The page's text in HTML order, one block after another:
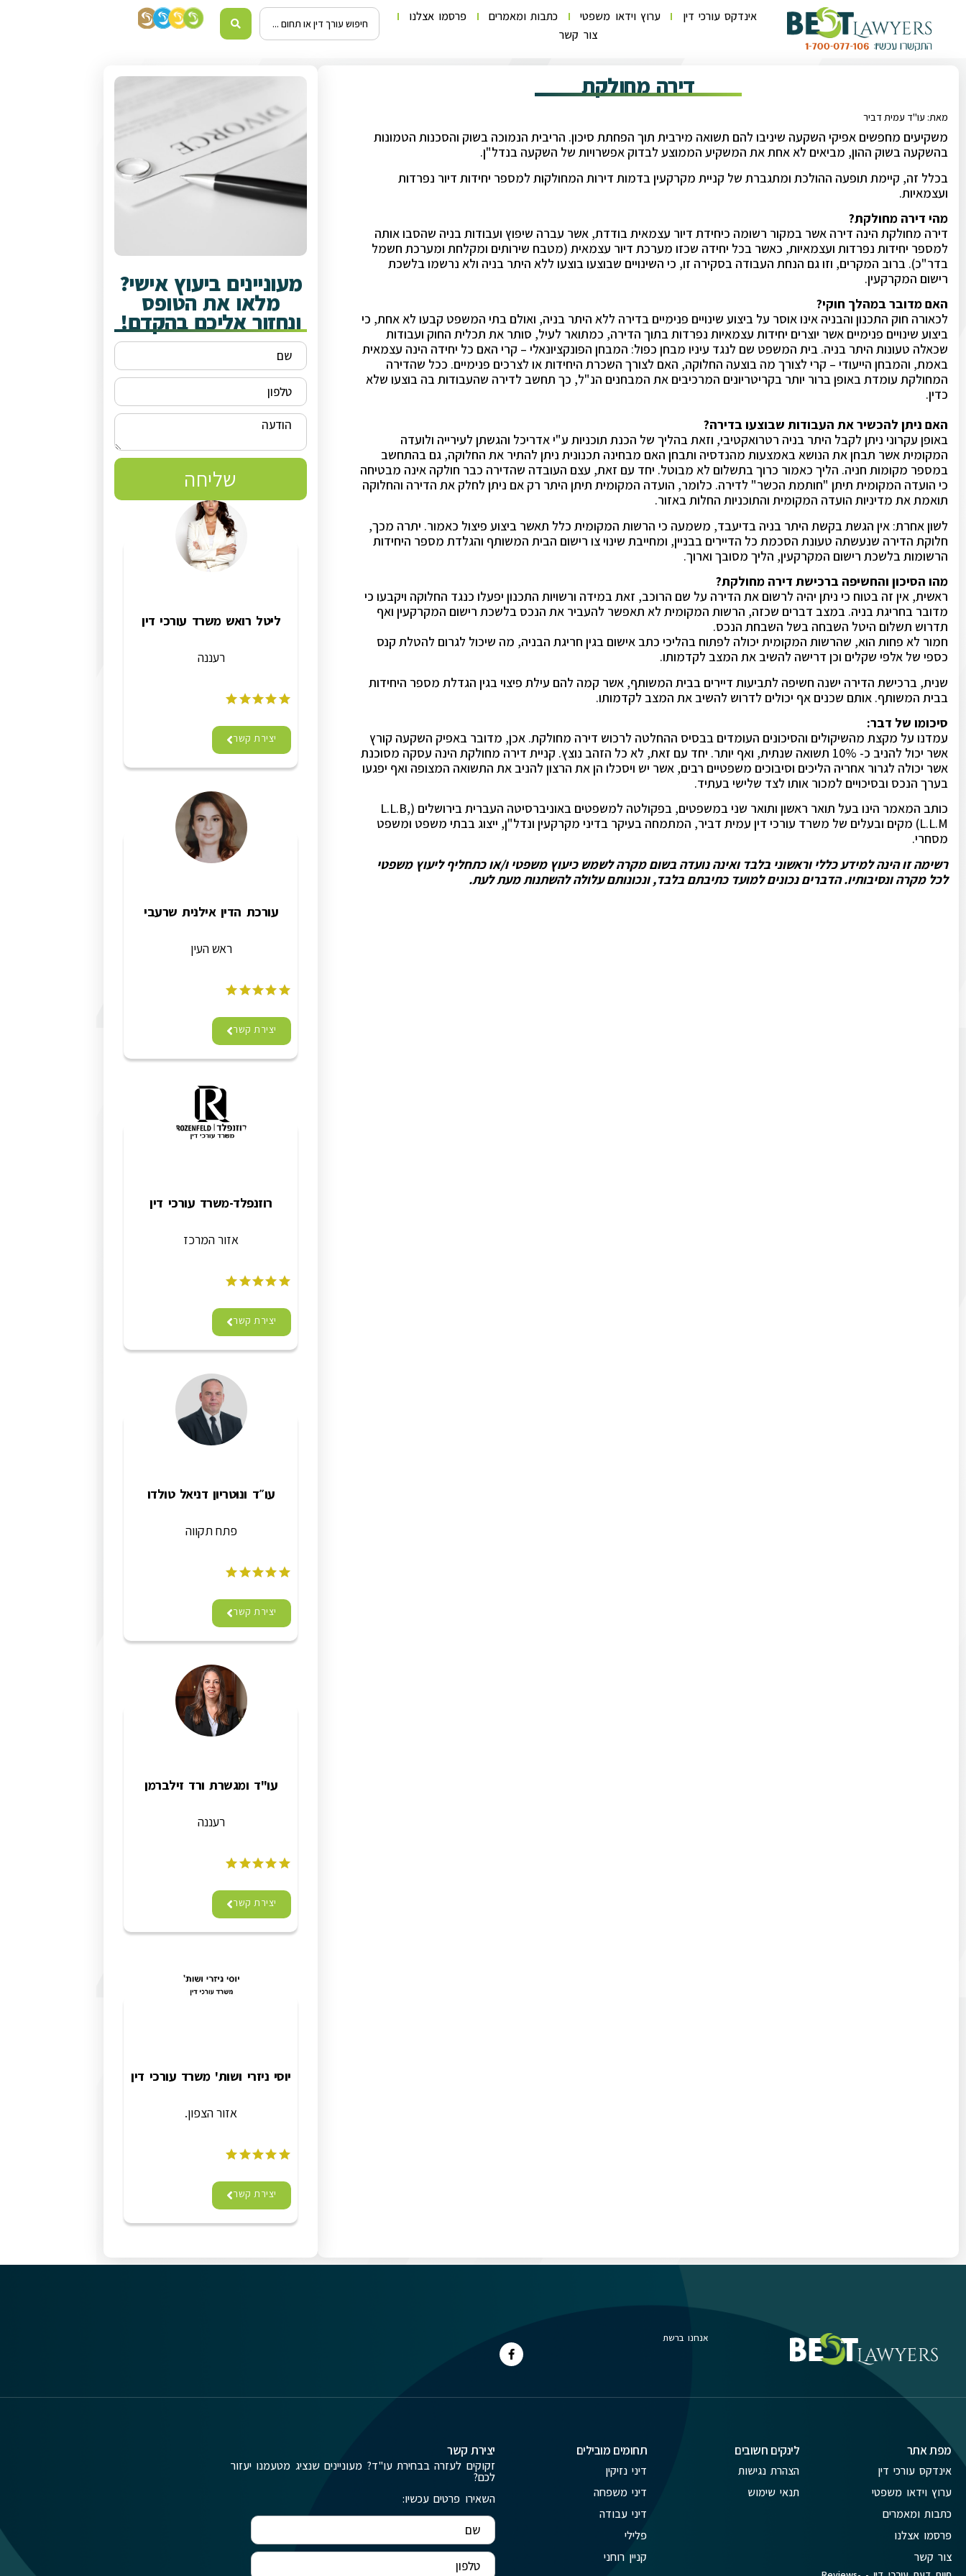
אינדקס עורכי דין ערוץ וידאו משפטי כתבות ומאמרים
פרסמו אצלנו
צור קשר
דירה מחולקת
מאת: עו"ד עמית דביר
משקיעים מחפשים אפיקי השקעה שיניבו להם תשואה מירבית תוך הפחתת סיכון. הריבית הנמוכה בשוק והסכנות הטמונות
בהשקעה בשוק ההון, מביאים לא אחת את המשקיע הממוצע לבדוק אפשרויות של השקעה בנדל"ן.
בכלל זה, קיימת תופעה ההולכת ומתגברת של קניית מקרקעין בדמות דירות המחולקות למספר יחידות דיור נפרדות
ועצמאיות.
מהי דירה מחולקת?
דירה מחולקת הינה דירה אשר במקור רשומה כיחידת דיור עצמאית בודדת, אשר עברה שיפוץ ועבודות בניה שהסבו אותה
למספר יחידות נפרדות ועצמאיות, כאשר בכל יחידה שכזו מערכת דיור עצמאית (מטבח שירותים ומקלחת ומערכת חשמל
בדר"כ). ברוב המקרים, וזו גם הנחת העבודה בסקירה זו, כי השינויים שבוצעו בוצעו ללא היתר בניה ולא נרשמו בלשכת
רישום המקרקעין.
האם מדובר במהלך חוקי?
לכאורה חוק התכנון והבניה אינו אוסר על ביצוע שינויים פנימיים בדירה ללא היתר בניה, ואולם בתי המשפט קבעו לא אחת, כי
ביצוע שינויים פנימיים אשר יוצרים יחידות עצמאיות נפרדות בתוך הדירה, כמתואר לעיל, סותר את תכלית החוק ועבודות
שכאלה טעונות היתר בניה. בית המשפט שם לנגד עיניו מבחן כפול: המבחן הפונקציונאלי – קרי האם כל יחידה הינה עצמאית
באמת, והמבחן הייעודי – קרי לצורך מה בוצעה החלוקה, האם לצורך השכרת היחידות או לצרכים פנימיים. ככל שהדירה
המחולקת עומדת באופן ברור יותר בקריטריונים המרכיבים את המבחנים הנ"ל, כך תחשב לדירה שהעבודות בה בוצעו שלא
כדין.
האם ניתן להכשיר את העבודות שבוצעו בדירה?
באופן עקרוני ניתן לקבל היתר בניה רטרואקטיבי, וזאת בהליך של הכנת תוכניות ע"י אדריכל והגשתן לעירייה ולועדה
המקומית אשר תבחן את הנושא באמצעות מהנדסיה ותבחן האם מבחינה תכנונית ניתן להתיר את החלוקה, גם בהתחשב
במספר מקומות חניה. הליך כאמור כרוך בתשלום לא מבוטל. יחד עם זאת, עצם העובדה שהדירה כבר חולקה אינה מבטיחה
כי הועדה המקומית תיתן "חותמת הכשר" לדירה. כלומר, הועדה המקומית תיתן היתר רק אם ניתן לחלק את הדירה והחלוקה
תואמת את מדיניות הועדה המקומית והתוכניות החלות באזור.
לשון אחרת: אין הגשת בקשת היתר בניה בדיעבד, משמעה כי הרשות המקומית כלל תאשר ביצוע פיצול כאמור. יתרה מכך,
חלוקת הדירה שנעשתה טעונת הסכמת כל הדיירים בבניין, ומחייבת שינוי צו רישום הבית המשותף והגלדת מספר היחידות
הרשומות בלשכת רישום המקרקעין, הליך מסובך וארוך.
מהו הסיכון והחשיפה ברכישת דירה מחולקת?
ראשית, אין זה בטוח כי ניתן יהיה לרשום את הדירה על שם הרוכב, זאת במידה ורשויות התכנון יפעלו כנגד החלוקה ויקבעו כי
מדובר בחריגת בניה. במצב דברים שכזה, הרשות המקומית לא תאפשר להעביר את הנכס בלשכת רישום המקרקעין ואף
תדרוש תשלום היטל השבחה בשל השבחת הנכס.
חמור לא פחות הוא, שהרשות המקומית יכולה לפתוח בהליכי כתב אישום בגין חריגת הבניה, מה שיכול לגרום להטלת קנס
כספי של אלפי שקלים וכן דרישה להשיב את המצב לקדמותו.
שנית, ברכישת הדירה ישנה חשיפה לתביעות דיירים בבית המשותף, אשר קמה להם עילת פיצוי בגין הגדלת מספר היחידות
בבית המשותף. אותם שכנים אף יכולים לדרוש להשיב את המצב לקדמותו.
סיכומו של דבר:
עמדנו על מקצת מהשיקולים והסיכונים העומדים בבסיס ההחלטה לרכוש דירה מחולקת. אכן, מדובר באפיק השקעה קורץ
אשר יכול להניב כ- 10% תשואה שנתית, ואף יותר. יחד עם זאת, לא כל הזהב נוצץ. קניית דירה מחולקת הינה עסקה מסוכנת
אשר יכולה לגרור אחריה הליכים וסיבוכים משפטיים רבים, אשר יש ויסכלו הן את הרצון להניב את התשואה המצופה ואף יפגעו
בערך הנכס ובסיכויים למכור אותו לצד שלישי בעתיד.
כותב המאמר הינו בעל תואר ראשון ותואר שני במשפטים, בפקולטה למשפטים באוניברסיטה העברית בירושלים (L.L.B,
L.L.M) מקים ובעלים של משרד עורכי דין עמית דביר, המתמחה בעיקר בדיני מקרקעין ונדל"ן, ייצוג בבתי משפט ומשפט
מסחרי.
רשימה זו הינה למידע כללי וראשוני בלבד ואינה נועדה בשום מקרה לשמש כיעוץ משפטי ו/או כתחליף ליעוץ משפטי
לכל מקרה ונסיבותיו. הדברים נכונים למועד כתיבתם בלבד, ונכונותם עלולה להשתנות מעת לעת.
מעוניינים ביעוץ אישי?
מלאו את הטופס
ונחזור אליכם בהקדם!
שליחה
ליטל רואש משרד עורכי דין
רעננה
יצירת קשר
עורכת הדין אילנית שרעבי
ראש העין
יצירת קשר
רוזנפלד-משרד עורכי דין
אזור המרכז
יצירת קשר
עו״ד ונוטריון דניאל טולדו
פתח תקווה
יצירת קשר
עו"ד ומגשרת ורד זילברמן
רעננה
יצירת קשר
יוסי ניזרי ושות' משרד עורכי דין
אזור הצפון.
יצירת קשר
אנחנו ברשת
מפת אתר
אינדקס עורכי דין
ערוץ וידאו משפטי
כתבות ומאמרים
פרסמו אצלנו
צור קשר
לינקים חשובים
הצהרת נגישות
תנאי שימוש
תחומים מובילים
דיני נזיקין
דיני משפחה
דיני עבודה
פלילי
קניין רוחני
יצירת קשר
זקוקים לעזרה בבחירת עו"ד? מעוניינים שנציג מטעמנו יעזור
לכם?
השאירו פרטים עכשיו: